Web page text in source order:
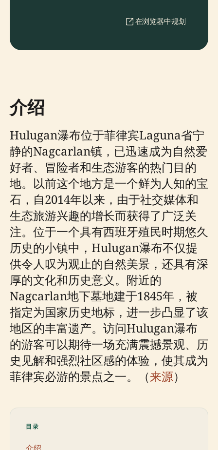
在浏览器中规划
介绍
Hulugan瀑布位于菲律宾Laguna省宁
静的Nagcarlan镇，已迅速成为自然爱
好者、冒险者和生态游客的热门目的
地。以前这个地方是一个鲜为人知的宝
石，自2014年以来，由于社交媒体和
生态旅游兴趣的增长而获得了广泛关
注。位于一个具有西班牙殖民时期悠久
历史的小镇中，Hulugan瀑布不仅提
供令人叹为观止的自然美景，还具有深
厚的文化和历史意义。附近的
Nagcarlan地下墓地建于1845年，被
指定为国家历史地标，进一步凸显了该
地区的丰富遗产。访问Hulugan瀑布
的游客可以期待一场充满震撼景观、历
史见解和强烈社区感的体验，使其成为
菲律宾必游的景点之一。（来源）
目录
介绍